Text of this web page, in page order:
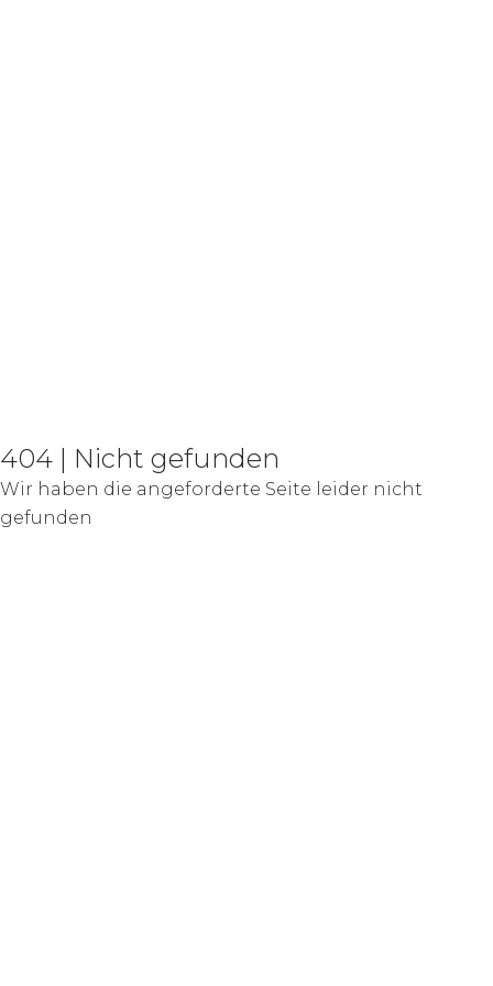
404 | Nicht gefunden
Wir haben die angeforderte Seite leider nicht
gefunden